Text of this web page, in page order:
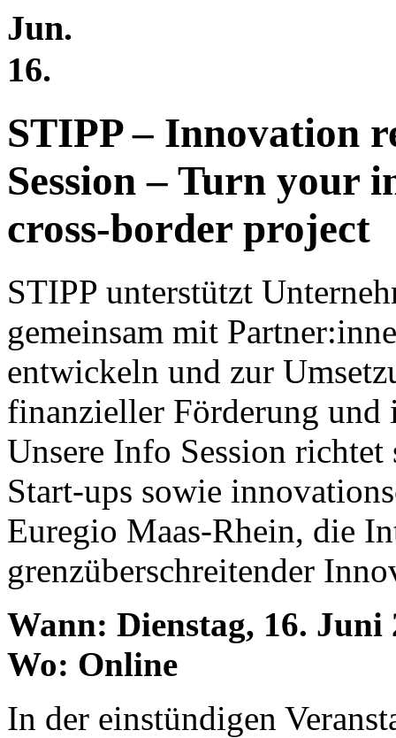
Jun.
16.
STIPP – Innovation
Session – Turn your
cross-border project
​STIPP unterstützt
gemeinsam mit
entwickeln und zur
finanzieller Förderung und
Unsere Info Session
Start-ups sowie
Euregio Maas-Rhein, die
grenzüberschreitender
Wann: Dienstag, 16. Juni
Wo: Online
In der einstündigen